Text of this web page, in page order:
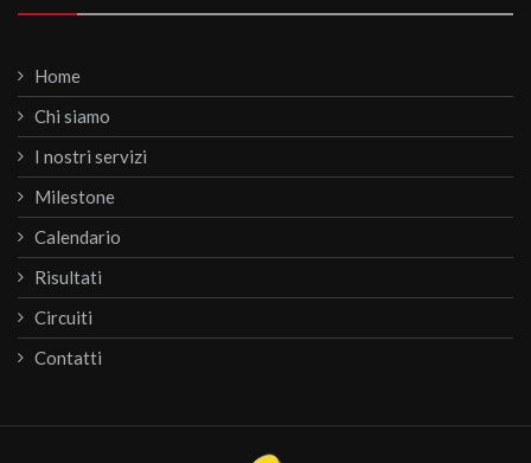
Home
Chi siamo
I nostri servizi
Milestone
Calendario
Risultati
Circuiti
Contatti